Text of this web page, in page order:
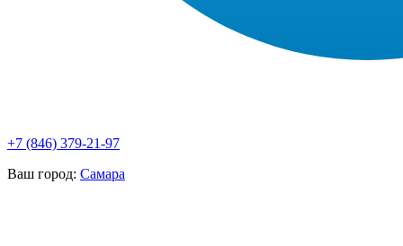
+7 (846) 379-21-97
Ваш город: Самара